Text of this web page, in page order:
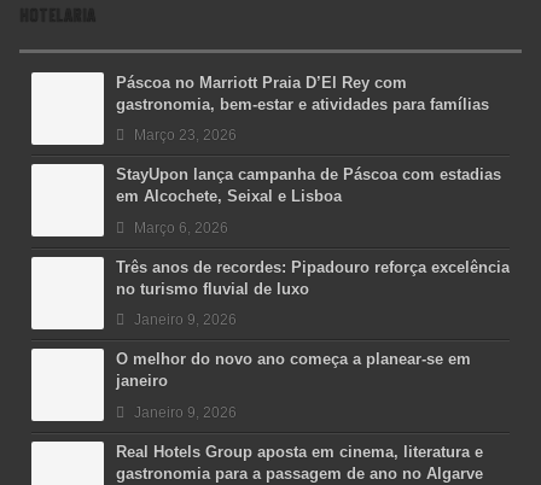
HOTELARIA
Páscoa no Marriott Praia D’El Rey com
gastronomia, bem-estar e atividades para famílias
Março 23, 2026
StayUpon lança campanha de Páscoa com estadias
em Alcochete, Seixal e Lisboa
Março 6, 2026
Três anos de recordes: Pipadouro reforça excelência
no turismo fluvial de luxo
Janeiro 9, 2026
O melhor do novo ano começa a planear-se em
janeiro
Janeiro 9, 2026
Real Hotels Group aposta em cinema, literatura e
gastronomia para a passagem de ano no Algarve